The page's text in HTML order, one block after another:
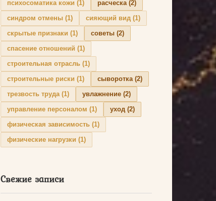
психосоматика кожи (1) расческа(2)
синдром отмены (1) сияющий вид (1)
скрытые признаки (1) советы (2)
спасение отношений (1)
строительная отрасль (1)
строительные риски (1) сыворотка(2)
трезвость труда(1) увлажнение (2)
управление персоналом (1) уход (2)
физическая зависимость (1)
физические нагрузки (1)
Свежие записи